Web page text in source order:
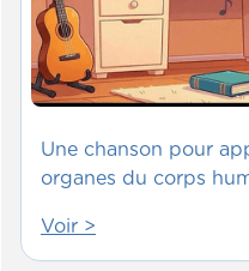
Une chanson pour
organes du corps
Voir >